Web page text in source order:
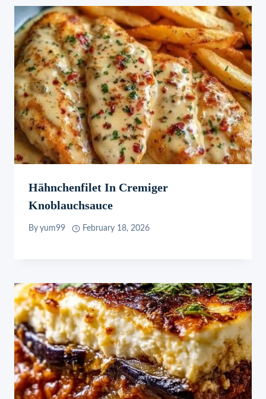
Hähnchenfilet In Cremiger
Knoblauchsauce
By yum99 February 18, 2026